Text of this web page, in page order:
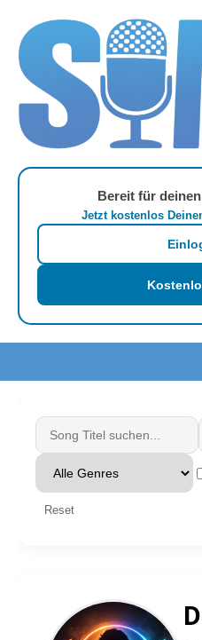
Bereit für
Jetzt kostenlos
Reset